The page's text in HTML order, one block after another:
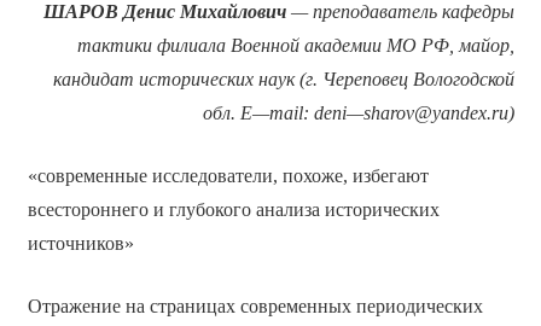
ШАРОВ Денис Михайлович— преподаватель кафедры
тактики филиала Военной академии МО РФ, майор,
кандидат исторических наук (г. Череповец Вологодской
обл. E—mail: deni—sharov@yandex.ru)
«современные исследователи, похоже, избегают
всестороннего и глубокого анализа исторических
источников»
Отражение на страницах современных периодических